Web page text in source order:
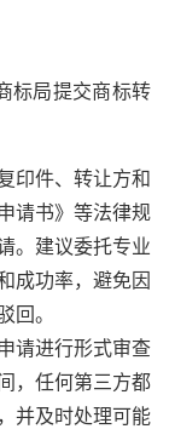
标局提交商标转
印件、转让方和
请书》等法律规
。建议委托专业
成功率，避免因
回。
请进行形式审查
，任何第三方都
并及时处理可能